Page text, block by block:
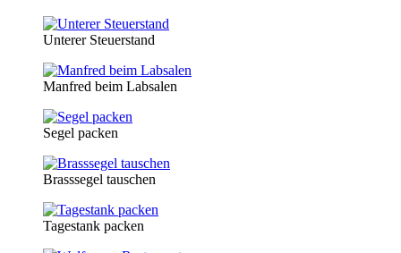
Unterer Steuerstand
Manfred beim Labsalen
Segel packen
Brasssegel tauschen
Tagestank packen